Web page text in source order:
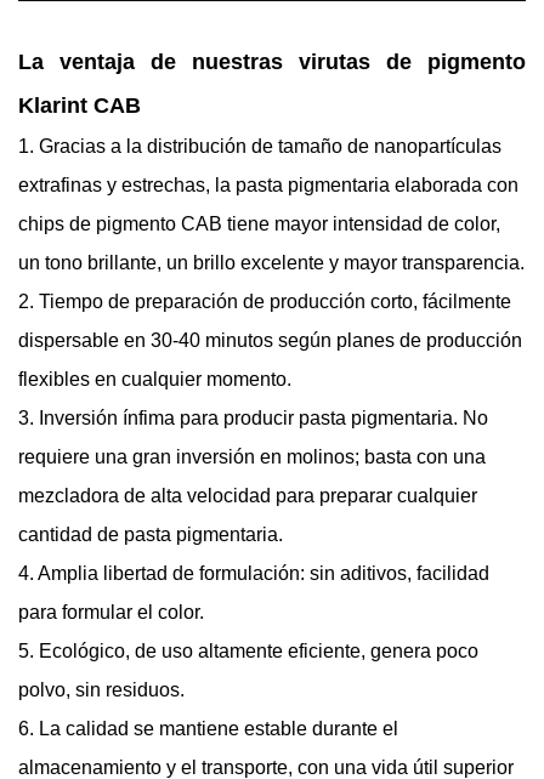
La ventaja de nuestras virutas de pigmento
Klarint CAB
1. Gracias a la distribución de tamaño de nanopartículas
extrafinas y estrechas, la pasta pigmentaria elaborada con
chips de pigmento CAB tiene mayor intensidad de color,
un tono brillante, un brillo excelente y mayor transparencia.
2. Tiempo de preparación de producción corto, fácilmente
dispersable en 30-40 minutos según planes de producción
flexibles en cualquier momento.
3. Inversión ínfima para producir pasta pigmentaria. No
requiere una gran inversión en molinos; basta con una
mezcladora de alta velocidad para preparar cualquier
cantidad de pasta pigmentaria.
4. Amplia libertad de formulación: sin aditivos, facilidad
para formular el color.
5. Ecológico, de uso altamente eficiente, genera poco
polvo, sin residuos.
6. La calidad se mantiene estable durante el
almacenamiento y el transporte, con una vida útil superior